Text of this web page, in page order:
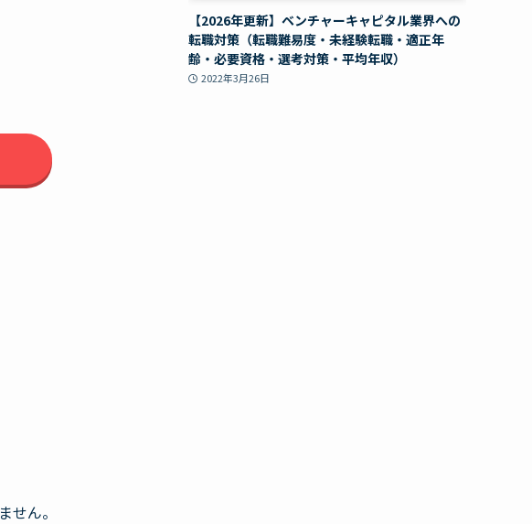
ん。
【2026年更新】ベンチャーキャピタル業界への
転職対策（転職難易度・未経験転職・適正年
齢・必要資格・選考対策・平均年収）
2022年3月26日